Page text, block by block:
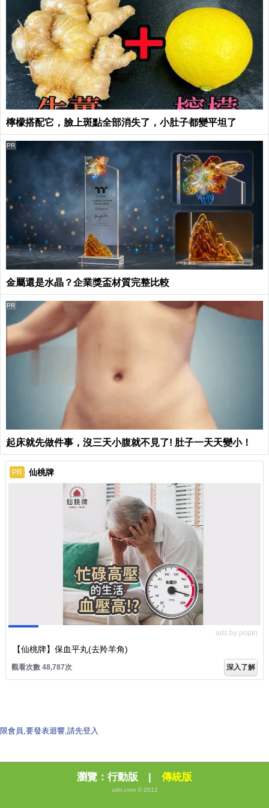
檸檬搭配它，臉上斑點全部消失了，小肚子都變平坦了
金屬還是水晶？企業獎盃材質完整比較
PR
起床就先做件事，沒三天小腹就不見了! 肚子一天天變小！
PR
PR 仙桃牌
ads by popIn
【仙桃牌】保血平丸(去羚羊角)
觀看次數 48,787次 深入了解
限會員,要發表迴響,請先登入
瀏覽： 行動版 | 傳統版
udn.com © 2012